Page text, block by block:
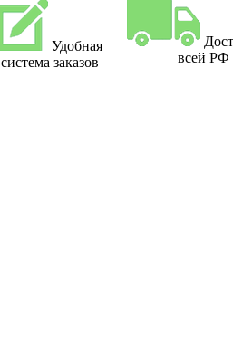
Удобная
система заказов
всей РФ